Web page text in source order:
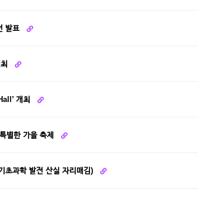
발표
개최
별한 가을 축제
초과학 발전 산실 자리매김)